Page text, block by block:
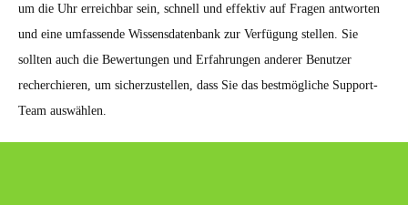
um die Uhr erreichbar sein, schnell und effektiv auf Fragen antworten
und eine umfassende Wissensdatenbank zur Verfügung stellen. Sie
sollten auch die Bewertungen und Erfahrungen anderer Benutzer
recherchieren, um sicherzustellen, dass Sie das bestmögliche Support-
Team auswählen.